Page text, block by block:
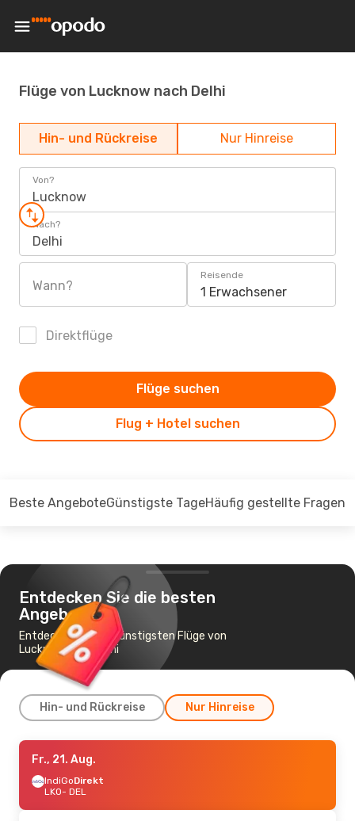
Flüge von Lucknow nach Delhi
Hin- und Rückreise Nur Hinreise
Von?
Lucknow
Nach?
Delhi
Wann?
Reisende
1 Erwachsener
Direktflüge
Flug + Hotel suchen
Flüge suchen
Beste AngeboteGünstigste TageHäufig gestellte Fragen
Entdecken Sie die besten
Angebote
Entdecken Sie die günstigsten Flüge von
Lucknow nach Delhi
Hin- und Rückreise Nur Hinreise
Sa., 29. Aug.
Air IndiaDirekt
LKO- DEL
DEL- LKO
Fr., 21. Aug.
IndiGoDirekt
LKO- DEL